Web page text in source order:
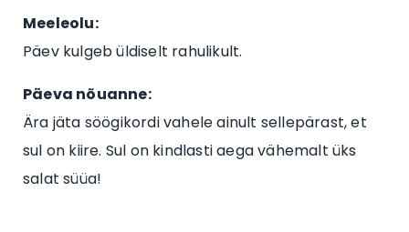
Meeleolu:
Päev kulgeb üldiselt rahulikult.
Päeva nõuanne:
Ära jäta söögikordi vahele ainult sellepärast, et
sul on kiire. Sul on kindlasti aega vähemalt üks
salat süüa!